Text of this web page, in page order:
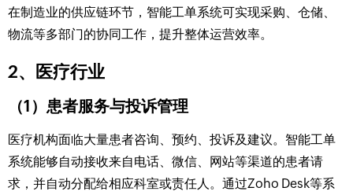
在制造业的供应链环节，智能工单系统可实现采购、仓储、
物流等多部门的协同工作，提升整体运营效率。
2、医疗行业
（1）患者服务与投诉管理
医疗机构面临大量患者咨询、预约、投诉及建议。智能工单
系统能够自动接收来自电话、微信、网站等渠道的患者请
求，并自动分配给相应科室或责任人。通过Zoho Desk等系